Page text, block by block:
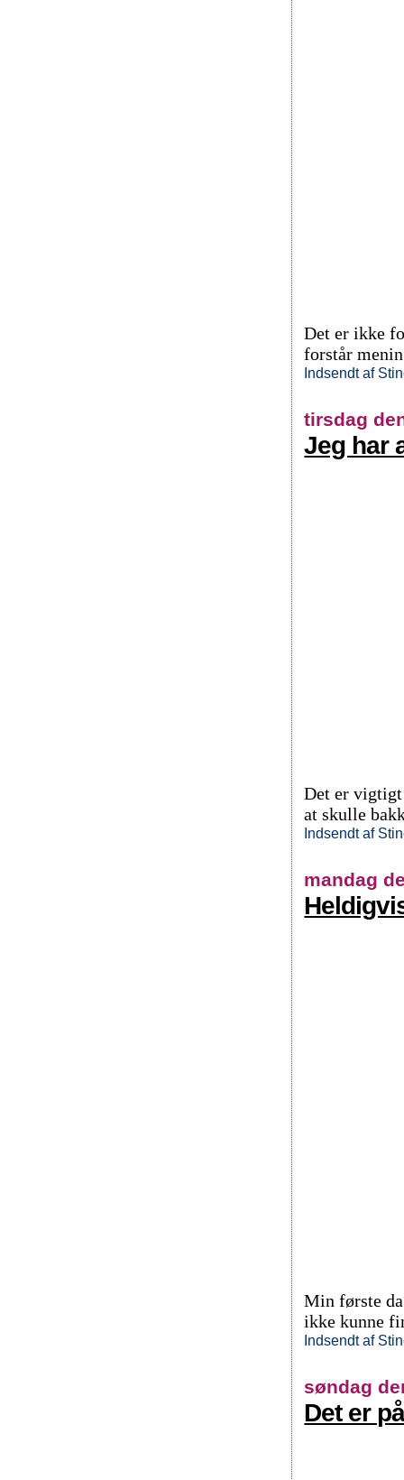
Det er ikke
forstår
Indsendt af
tirsdag
Jeg har
Det er
at skulle
Indsendt af
mandag
Min første
ikke kunne
Indsendt af
søndag
Det er